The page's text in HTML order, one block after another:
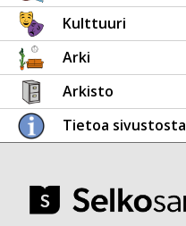
Kulttuuri
Arki
Arkisto
Tietoa sivustosta